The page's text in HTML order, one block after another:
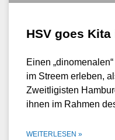
HSV goes Kita
Einen
im Streem erleben,
Zweitligisten
ihnen im Rahmen
WEITERLESEN »